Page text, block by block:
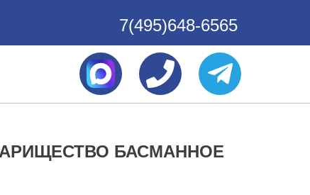
7(495)648-6565
БАСМАННОЕ